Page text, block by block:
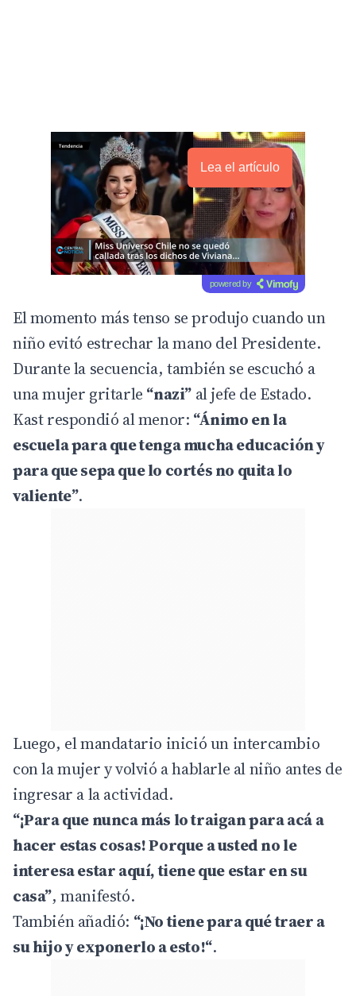
Lea el artículo
powered by
El momento más tenso se produjo cuando un
niño evitó estrechar la mano del Presidente.
Durante la secuencia, también se escuchó a
una mujer gritarle “nazi” al jefe de Estado.
Kast respondió al menor: “Ánimo en la
escuela para que tenga mucha educación y
para que sepa que lo cortés no quita lo
valiente”.
Luego, el mandatario inició un intercambio
con la mujer y volvió a hablarle al niño antes de
ingresar a la actividad.
“¡Para que nunca más lo traigan para acá a
hacer estas cosas! Porque a usted no le
interesa estar aquí, tiene que estar en su
casa”, manifestó.
También añadió: “¡No tiene para qué traer a
su hijo y exponerlo a esto!“.